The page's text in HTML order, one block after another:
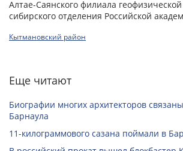
Алтае-Саянского филиала
сибирского отделения Российской
Кытмановский район
Еще читают
Биографии многих архитекторов
Барнаула
11-килограммового сазана поймали в